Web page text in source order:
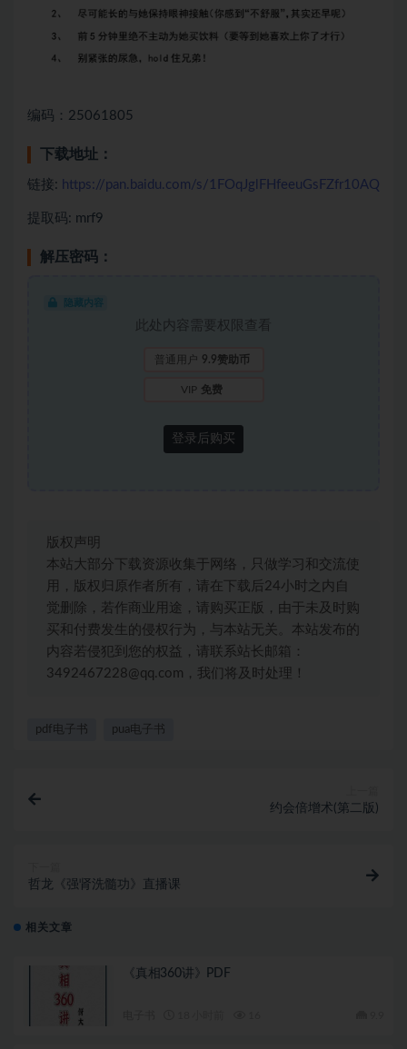
编码：25061805
下载地址：
链接: https://pan.baidu.com/s/1FOqJglFHfeeuGsFZfr10AQ
提取码: mrf9
解压密码：
隐藏内容
此处内容需要权限查看
普通用户 9.9赞助币
VIP 免费
登录后购买
版权声明
本站大部分下载资源收集于网络，只做学习和交流使
用，版权归原作者所有，请在下载后24小时之内自
觉删除，若作商业用途，请购买正版，由于未及时购
买和付费发生的侵权行为，与本站无关。本站发布的
内容若侵犯到您的权益，请联系站长邮箱：
3492467228@qq.com，我们将及时处理！
pdf电子书 pua电子书
约会倍增术(第二版)
哲龙《强肾洗髓功》直播课
相关文章
《真相360讲》PDF